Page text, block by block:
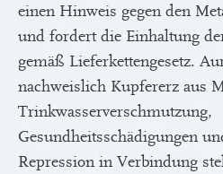
einen Hinweis gegen den
und fordert die Einhaltung
gemäß Lieferkettengesetz.
nachweislich Kupfererz aus
Trinkwasserverschmutzung,
Gesundheitsschädigungen
Repression in Verbindung